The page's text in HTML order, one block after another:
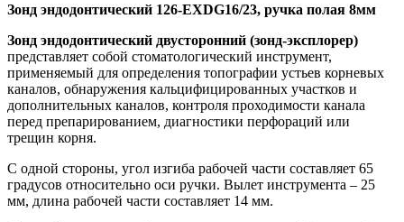
Зонд эндодонтический 126-EXDG16/23, ручка полая 8мм
Зонд эндодонтический двусторонний (зонд-эксплорер)
представляет собой стоматологический инструмент,
применяемый для определения топографии устьев корневых
каналов, обнаружения кальцифицированных участков и
дополнительных каналов, контроля проходимости канала
перед препарированием, диагностики перфораций или
трещин корня.
С одной стороны, угол изгиба рабочей части составляет 65
градусов относительно оси ручки. Вылет инструмента – 25
мм, длина рабочей части составляет 14 мм.